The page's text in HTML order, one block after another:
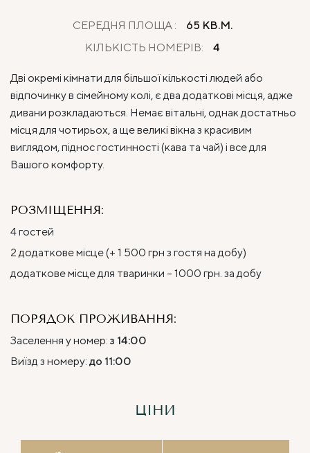
СЕРЕДНЯ ПЛОЩА :
65 КВ.М.
КІЛЬКІСТЬ НОМЕРІВ:
4
Дві окремі кімнати для більшої кількості людей або
відпочинку в сімейному колі, є два додаткові місця, адже
дивани розкладаються. Немає вітальні, однак достатньо
місця для чотирьох, а ще великі вікна з красивим
виглядом, піднос гостинності (кава та чай) і все для
Вашого комфорту.
РОЗМІЩЕННЯ:
4 гостей
2 додаткове місце (+ 1 500 грн з гостя на добу)
додаткове місце для тваринки – 1000 грн. за добу
ПОРЯДОК ПРОЖИВАННЯ:
Заселення у номер: з 14:00
Виїзд з номеру: до 11:00
ЦІНИ